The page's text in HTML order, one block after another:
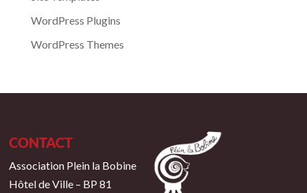
WordPress Plugins
WordPress Themes
CONTACT
Association Plein la Bobine
Hôtel de Ville – BP 81